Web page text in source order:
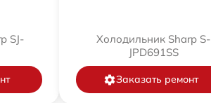
SJ-
Холодильник Sharp S-
JPD691SS
Заказать ремонт